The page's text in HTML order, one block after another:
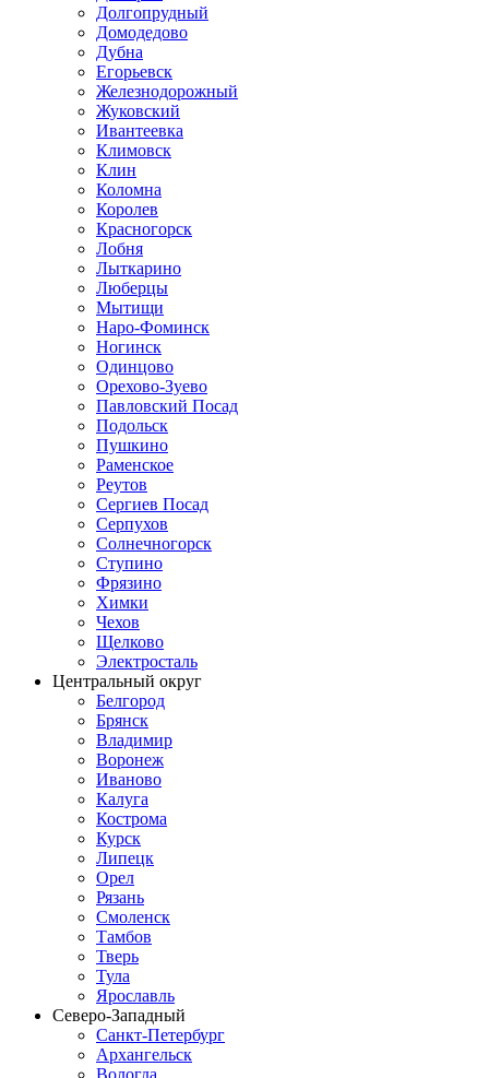
Долгопрудный
Домодедово
Дубна
Егорьевск
Железнодорожный
Жуковский
Ивантеевка
Климовск
Клин
Коломна
Королев
Красногорск
Лобня
Лыткарино
Люберцы
Мытищи
Наро-Фоминск
Ногинск
Одинцово
Орехово-Зуево
Павловский Посад
Подольск
Пушкино
Раменское
Реутов
Сергиев Посад
Серпухов
Солнечногорск
Ступино
Фрязино
Химки
Чехов
Щелково
Электросталь
Центральный округ
Белгород
Брянск
Владимир
Воронеж
Иваново
Калуга
Кострома
Курск
Липецк
Орел
Рязань
Смоленск
Тамбов
Тверь
Тула
Ярославль
Северо-Западный
Санкт-Петербург
Архангельск